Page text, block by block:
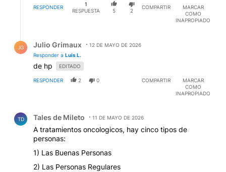
RESPONDER
1
RESPUESTA
5 2
COMPARTIR
MARCAR
COMO
INAPROPIADO
JG Julio Grimaux
12 DE MAYO DE 2026
Responder a Luis L.
de hp EDITADO
RESPONDER 2 0 COMPARTIR
MARCAR
COMO
INAPROPIADO
TD Tales de Mileto 11 DE MAYO DE 2026
A tratamientos oncologicos, hay cinco tipos de
personas:
1) Las Buenas Personas
2) Las Personas Regulares